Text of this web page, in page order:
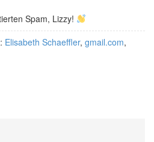
Spam, Lizzy!
Elisabeth Schaeffler, gmail.com,